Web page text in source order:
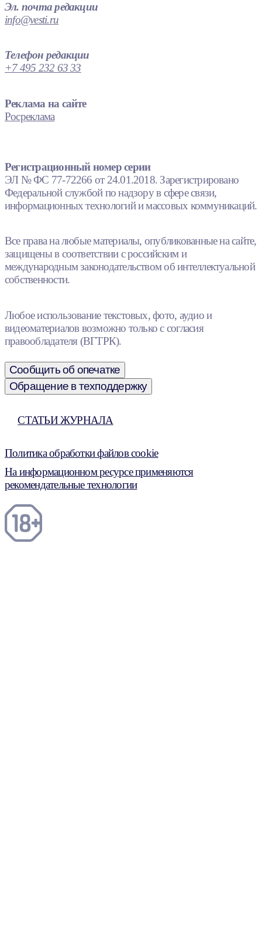
Эл. почта редакции
info@vesti.ru
Телефон редакции
+7 495 232 63 33
Реклама на сайте
Росреклама
Регистрационный номер серии
ЭЛ № ФС 77-72266 от 24.01.2018. Зарегистрировано
Федеральной службой по надзору в сфере связи,
информационных технологий и массовых коммуникаций.
Все права на любые материалы, опубликованные на сайте,
защищены в соответствии с российским и
международным законодательством об интеллектуальной
собственности.
Любое использование текстовых, фото, аудио и
видеоматериалов возможно только с согласия
правообладателя (ВГТРК).
Сообщить об опечатке
Обращение в техподдержку
СТАТЬИ ЖУРНАЛА
Политика обработки файлов cookie
На информационном ресурсе применяются
рекомендательные технологии